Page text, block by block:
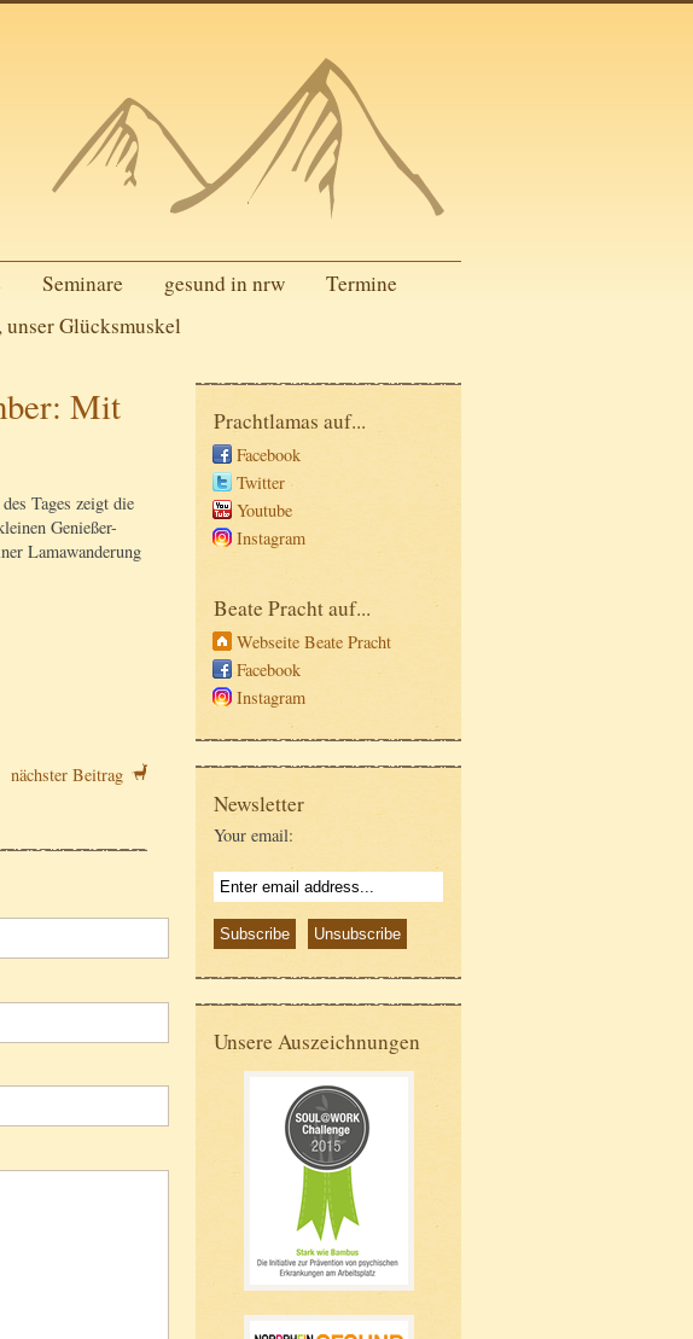
Seminare gesund in nrw
Termine
unser Glücksmuskel
Mit
Tages zeigt die
Genießer-
Lamawanderung
nächster Beitrag
Prachtlamas auf...
Facebook
Twitter
Youtube
Instagram
Beate Pracht auf...
Webseite Beate Pracht
Facebook
Instagram
Newsletter
Your email:
Unsere Auszeichnungen